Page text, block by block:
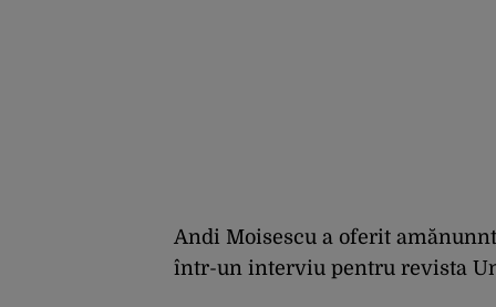
Andi Moisescu a oferit
într-un interviu pentru revista